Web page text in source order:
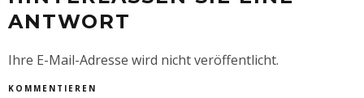
ANTWORT
Ihre E-Mail-Adresse wird nicht veröffentlicht.
KOMMENTIEREN